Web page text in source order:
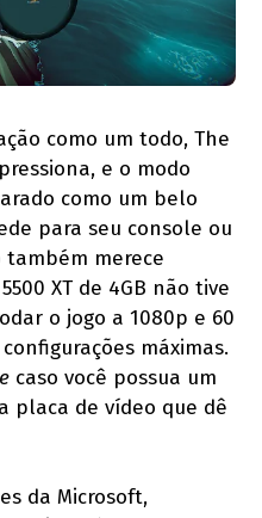
como um todo, The
e o modo
como um belo
para seu console ou
também merece
XT de 4GB não tive
o jogo a 1080p e 60
máximas.
caso você possua um
placa de vídeo que dê
da Microsoft,